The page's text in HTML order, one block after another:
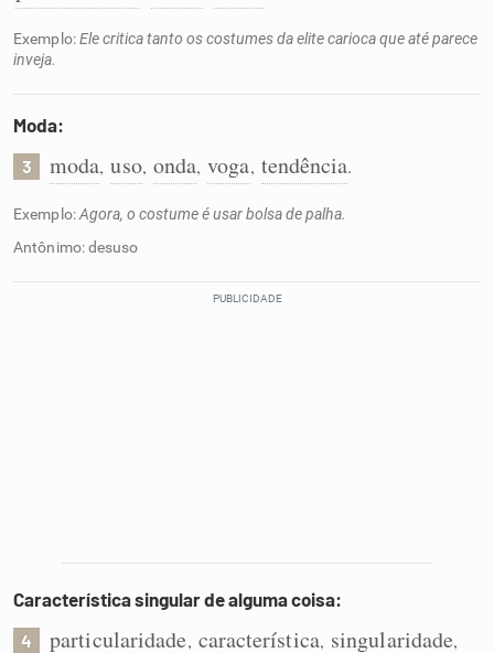
Sinônimos
Exemplo:Ele critica tanto os costumes da elite carioca que até parece
inveja.
Moda:
3 moda, uso, onda, voga, tendência.
Exemplo:Agora, o costume é usar bolsa de palha.
Antônimo: desuso
Característica singular de alguma coisa:
4 particularidade, característica, singularidade,